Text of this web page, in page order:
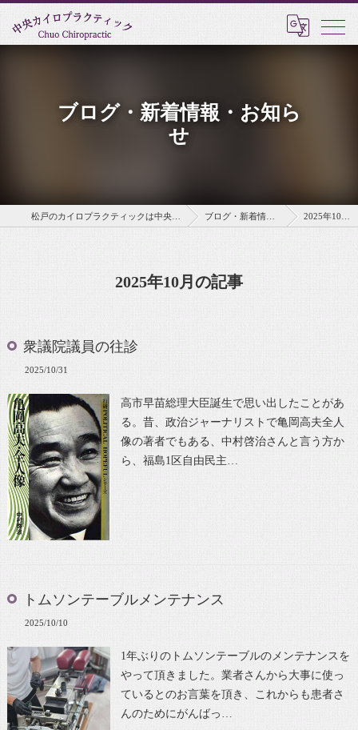
ブログ・新着情報・お知ら
せ
松戸のカイロプラクティックは中央カイロプラクティック ブログ・新着情報・お知らせ 2025年10月の記事
2025年10月の記事
衆議院議員の往診
2025/10/31
高市早苗総理大臣誕生で思い出したことがあ
る。昔、政治ジャーナリストで亀岡高夫全人
像の著者でもある、中村啓治さんと言う方か
ら、福島1区自由民主…
トムソンテーブルメンテナンス
2025/10/10
1年ぶりのトムソンテーブルのメンテナンスを
やって頂きました。業者さんから大事に使っ
ているとのお言葉を頂き、これからも患者さ
んのためにがんばっ…